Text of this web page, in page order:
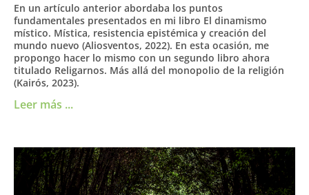
En un artículo anterior abordaba los puntos
fundamentales presentados en mi libro El dinamismo
místico. Mística, resistencia epistémica y creación del
mundo nuevo (Aliosventos, 2022). En esta ocasión, me
propongo hacer lo mismo con un segundo libro ahora
titulado Religarnos. Más allá del monopolio de la religión
(Kairós, 2023).
Leer más ...